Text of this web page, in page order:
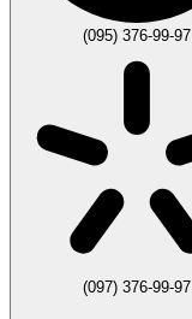
(095) 376-99-97
(097) 376-99-97